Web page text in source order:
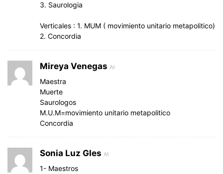
3. Saurologia
Verticales : 1. MUM ( movimiento unitario metapolitico)
2. Concordia
Mireya Venegas At
Maestra
Muerte
Saurologos
M.U.M=movimiento unitario metapolitico
Concordia
Sonia Luz Gles At
1- Maestros